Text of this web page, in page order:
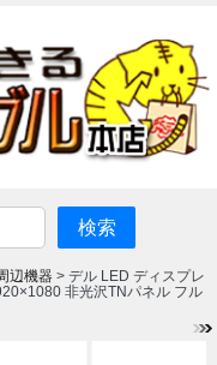
辺機器 > デル LED ディスプレ
非光沢TNパネル フル